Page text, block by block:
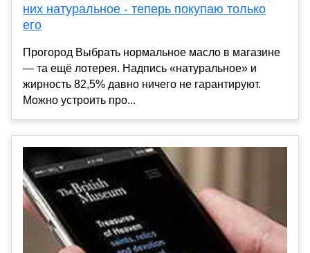
них натуральное - теперь покупаю только
его
Прогород Выбрать нормальное масло в магазине
— та ещё лотерея. Надпись «натуральное» и
жирность 82,5% давно ничего не гарантируют.
Можно устроить про...